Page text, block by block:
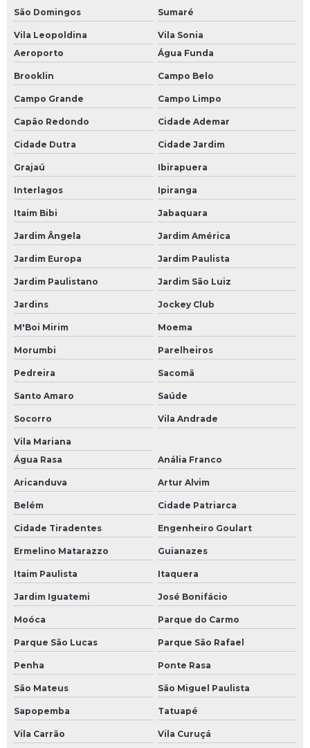
São Domingos Sumaré
Vila Leopoldina
Vila Sonia
Aeroporto
Água Funda
Brooklin Campo Belo
Campo Grande Campo Limpo
Capão Redondo Cidade Ademar
Cidade Dutra Cidade Jardim
Grajaú Ibirapuera
Interlagos Ipiranga
Itaim Bibi Jabaquara
Jardim Ângela Jardim América
Jardim Europa Jardim Paulista
Jardim Paulistano Jardim São Luiz
Jardins Jockey Club
M'Boi Mirim Moema
Morumbi Parelheiros
Pedreira Sacomã
Santo Amaro Saúde
Socorro Vila Andrade
Vila Mariana
Água Rasa
Anália Franco
Aricanduva Artur Alvim
Belém Cidade Patriarca
Cidade Tiradentes Engenheiro Goulart
Ermelino Matarazzo Guianazes
Itaim Paulista Itaquera
Jardim Iguatemi José Bonifácio
Moóca Parque do Carmo
Parque São Lucas Parque São Rafael
Penha Ponte Rasa
São Mateus São Miguel Paulista
Sapopemba Tatuapé
Vila Carrão Vila Curuçá